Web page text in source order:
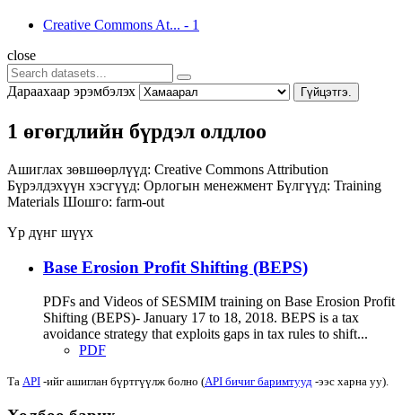
Creative Commons At... - 1
close
Дараахаар эрэмбэлэх Гүйцэтгэ.
1 өгөгдлийн бүрдэл олдлоо
Ашиглах зөвшөөрлүүд: Creative Commons Attribution
Бүрэлдэхүүн хэсгүүд: Орлогын менежмент Бүлгүүд: Training
Materials Шошго: farm-out
Үр дүнг шүүх
Base Erosion Profit Shifting (BEPS)
PDFs and Videos of SESMIM training on Base Erosion Profit
Shifting (BEPS)- January 17 to 18, 2018. BEPS is a tax
avoidance strategy that exploits gaps in tax rules to shift...
PDF
Та API -ийг ашиглан бүртгүүлж болно (API бичиг баримтууд -ээс харна уу).